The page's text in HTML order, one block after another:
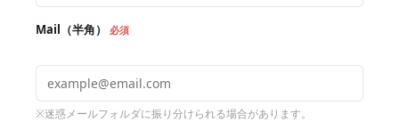
Mail（半角） 必須
※迷惑メールフォルダに振り分けられる場合があります。